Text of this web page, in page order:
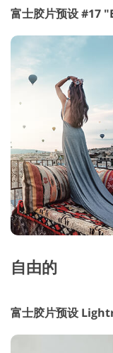
富士胶片预设 #17
自由的
富士胶片预设